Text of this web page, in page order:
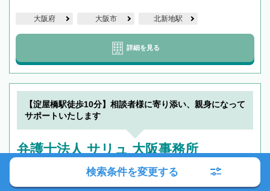
大阪府 大阪市 北新地駅
詳細を見る
【淀屋橋駅徒歩10分】相談者様に寄り添い、親身になって
サポートいたします
弁護士法人 サリュ 大阪事務所
職歴20年以上 女性弁護士在籍
検索条件を変更する